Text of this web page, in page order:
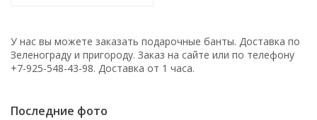
У нас вы можете заказать подарочные банты. Доставка по
Зеленограду и пригороду. Заказ на сайте или по телефону
+7-925-548-43-98. Доставка от 1 часа.
Последние фото